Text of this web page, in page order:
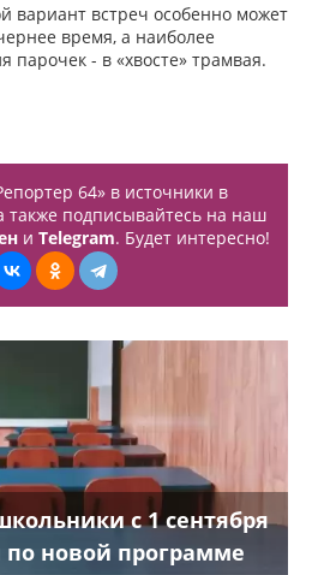
вариант встреч особенно может
время, а наиболее
парочек - в «хвосте» трамвая.
64» в источники в
также подписывайтесь на наш
и Telegram. Будет интересно!
с 1 сентября
по новой программе